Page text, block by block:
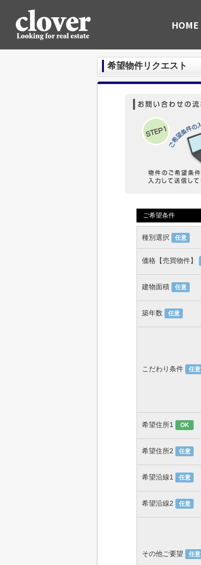
HOME
希望物件リクエスト
ご希望条件
種別選択 任意
価格【売買物件】
建物面積 任意
築年数 任意
こだわり条件 任意
希望住所1 OK
希望住所2 任意
希望沿線1 任意
希望沿線2 任意
その他ご要望 任意